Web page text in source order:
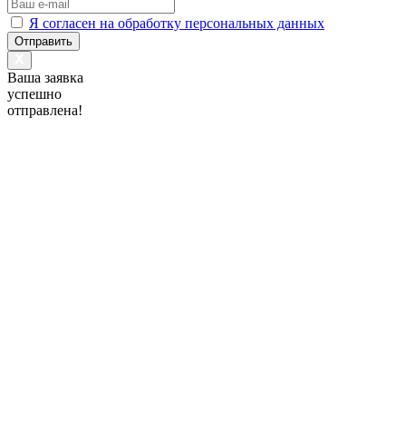
Я согласен на обработку персональных данных
Отправить
Ваша заявка
успешно
отправлена!